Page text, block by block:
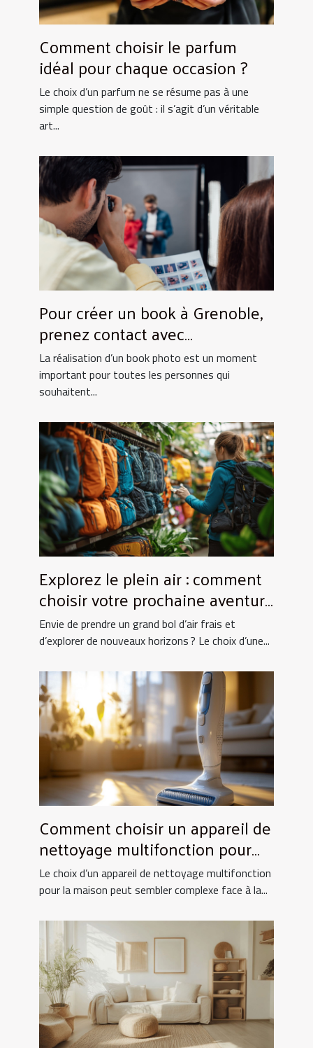
Comment choisir le parfum
idéal pour chaque occasion ?
Le choix d’un parfum ne se résume pas à une
simple question de goût : il s’agit d’un véritable
art...
Pour créer un book à Grenoble,
prenez contact avec
UtopikPhoto !
La réalisation d’un book photo est un moment
important pour toutes les personnes qui
souhaitent...
Explorez le plein air : comment
choisir votre prochaine aventure
nature ?
Envie de prendre un grand bol d’air frais et
d’explorer de nouveaux horizons ? Le choix d’une...
Comment choisir un appareil de
nettoyage multifonction pour
votre maison ?
Le choix d’un appareil de nettoyage multifonction
pour la maison peut sembler complexe face à la...